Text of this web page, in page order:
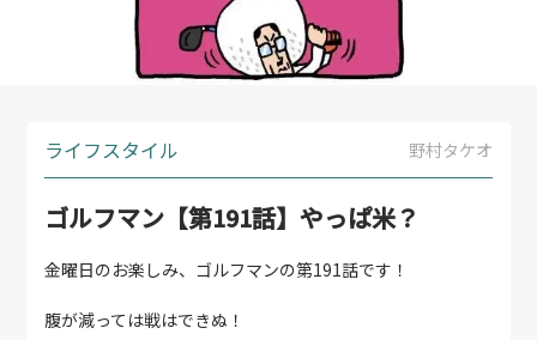
ライフスタイル 野村タケオ
ゴルフマン【第191話】やっぱ米？
金曜日のお楽しみ、ゴルフマンの第191話です！
腹が減っては戦はできぬ！